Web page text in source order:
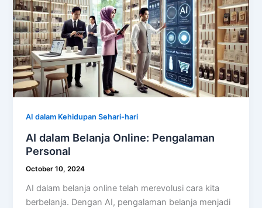
AI dalam Kehidupan Sehari-hari
AI dalam Belanja Online: Pengalaman
Personal
October 10, 2024
AI dalam belanja online telah merevolusi cara kita
berbelanja. Dengan AI, pengalaman belanja menjadi